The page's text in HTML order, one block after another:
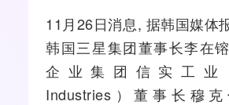
11月26日消息, 据韩国媒体
韩国三星集团董事长李在
企业集团信实工业
Industries）董事长穆